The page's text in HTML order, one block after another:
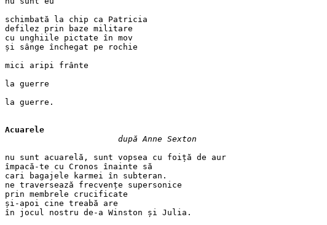
schimbată la chip ca Patricia
defilez prin baze militare
cu unghiile pictate în mov
și sânge închegat pe rochie
mici aripi frânte
la guerre
la guerre.
Acuarele
după Anne Sexton
nu sunt acuarelă, sunt vopsea cu foiță de aur
împacă-te cu Cronos înainte să
cari bagajele karmei în subteran.
ne traversează frecvențe supersonice
prin membrele crucificate
și-apoi cine treabă are
în jocul nostru de-a Winston și Julia.